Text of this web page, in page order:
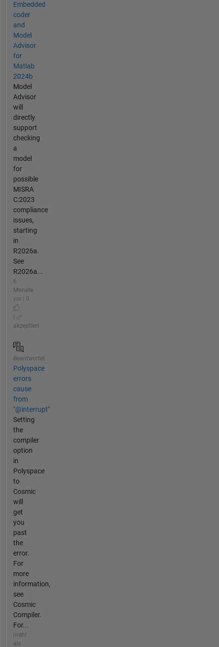
Embedded
coder
and
Model
Advisor
for
Matlab
2024b
Model
Advisor
will
directly
support
checking
a
model
for
possible
MISRA
C:2023
compliance
issues,
starting
in
R2026a.
See
R2026a...
6
Monate
vor | 0
akzeptiert
Beantwortet
Polyspace
errors
cause
from
"@interrupt"
Setting
the
compiler
option
in
Polyspace
to
Cosmic
will
get
you
past
the
error.
For
more
information,
see
Cosmic
Compiler.
For...
mehr
als